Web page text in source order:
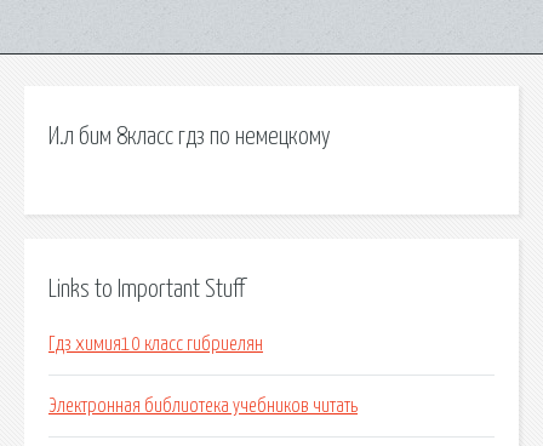
И.л бим 8класс гдз по немецкому
Links to Important Stuff
Гдз химия10 класс гибриелян
Электронная библиотека учебников читать